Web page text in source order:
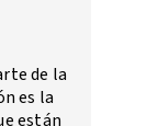
de la
es la
están